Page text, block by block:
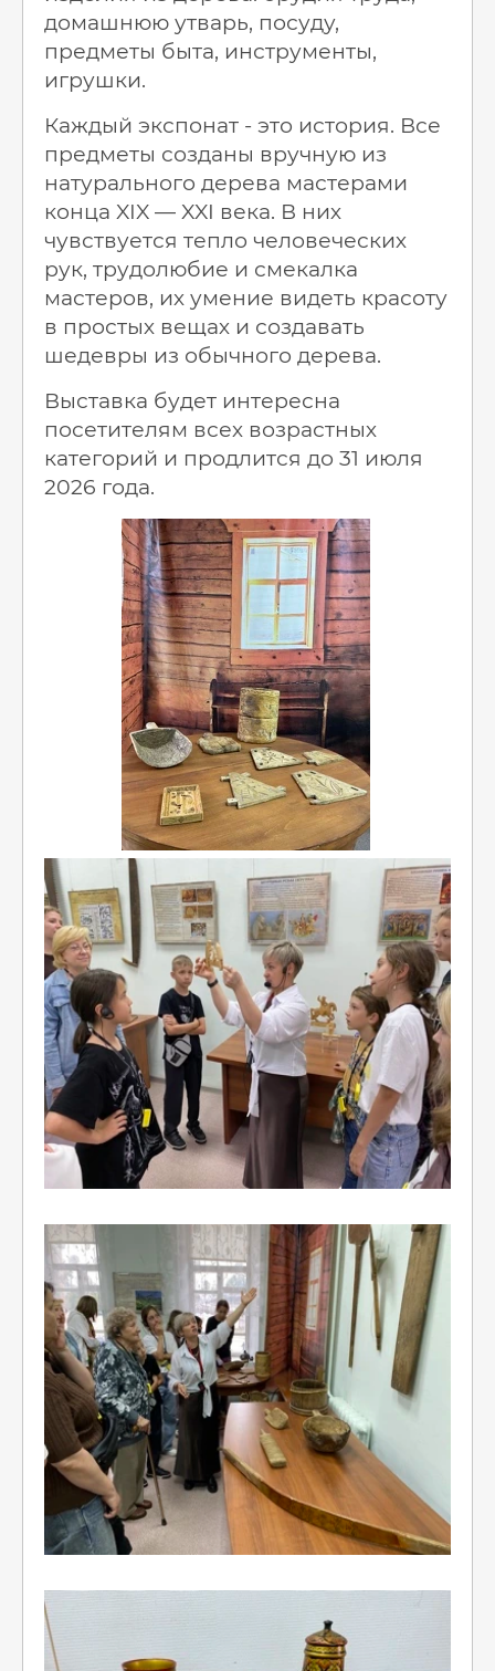
домашнюю утварь, посуду,
предметы быта, инструменты,
игрушки.
Каждый экспонат - это история. Все
предметы созданы вручную из
натурального дерева мастерами
конца XIX — XXI века. В них
чувствуется тепло человеческих
рук, трудолюбие и смекалка
мастеров, их умение видеть красоту
в простых вещах и создавать
шедевры из обычного дерева.
Выставка будет интересна
посетителям всех возрастных
категорий и продлится до 31 июля
2026 года.